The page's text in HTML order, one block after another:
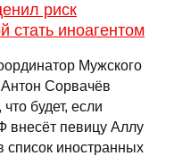
риск
стать иноагентом
Мужского
Сорвачёв
что будет, если
внесёт певицу Аллу
список иностранных